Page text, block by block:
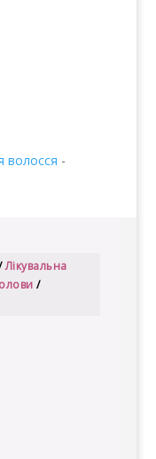
волосся -
Лікувальна
/